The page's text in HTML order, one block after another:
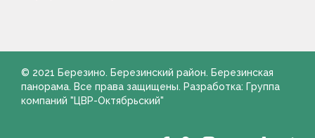
© 2021 Березино. Березинский район. Березинская
панорама. Все права защищены. Разработка: Группа
компаний "ЦВР-Октябрьский"